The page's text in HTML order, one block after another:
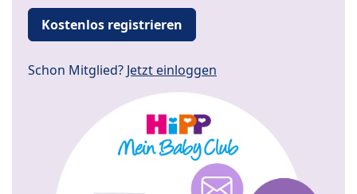
Kostenlos registrieren
Schon Mitglied? Jetzt einloggen